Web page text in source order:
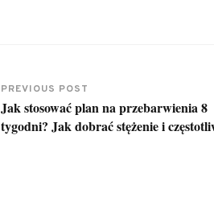
PREVIOUS POST
Jak stosować plan na przebarwienia 8
tygodni? Jak dobrać stężenie i